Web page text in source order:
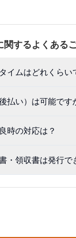
関するよくある
イムはどれくらい
払い）は可能です
時の対応は？
・領収書は発行で